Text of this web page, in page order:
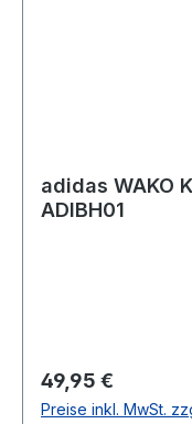
adidas WAKO
ADIBH01
Regulärer Preis:
49,95 €
Preise inkl. MwSt.